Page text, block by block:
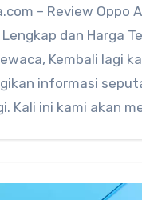
– Review Oppo
dan Harga
Kembali lagi
informasi
Kali ini kami akan